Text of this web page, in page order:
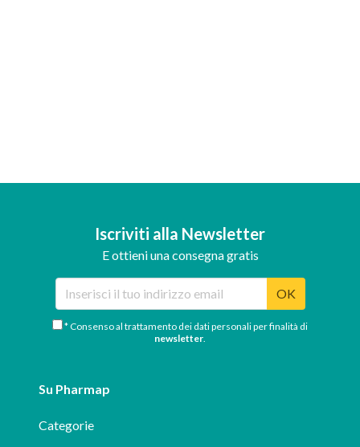
Iscriviti alla Newsletter
E ottieni una consegna gratis
OK
* Consenso al trattamento dei dati personali per finalità di
newsletter
Su Pharmap
Categorie